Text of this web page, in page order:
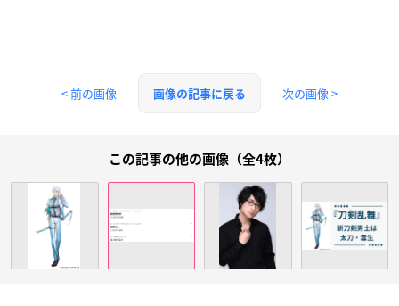
< 前の画像 画像の記事に戻る 次の画像 >
この記事の他の画像（全4枚）